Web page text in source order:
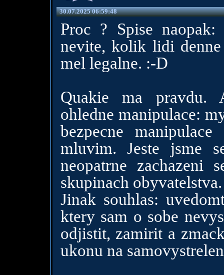
30.07.2025 06:59:48
Proc ? Spise
nevite, kolik lidi
mel legalne. :-D
Quakie ma pravdu.
ohledne manipulace:
bezpecne
mluvim. Jeste jsme
neopatrne zachazeni
skupinach obyvatelstva.
Jinak souhlas:
ktery sam o sobe
odjistit, zamirit a
ukonu na